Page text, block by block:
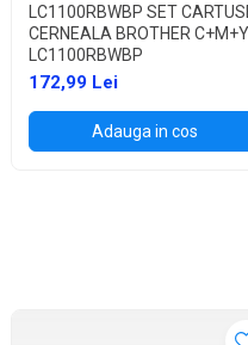
6890CDW,MFC-
LC1100RBWBP SET
CERNEALA BROTHER C+M+Y
LC1100RBWBP
172,99 Lei
Adauga in cos